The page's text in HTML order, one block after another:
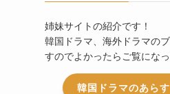
姉妹サイトの紹介です！
韓国ドラマ、海外ドラマの
すのでよかったらご覧にな
韓国ドラマのあら